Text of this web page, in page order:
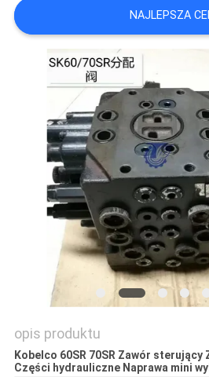
AKTUALNOŚCI
WSZYSTKIE
PRZYPADKI
POPROSIĆ
O
WYCENĘ
SITEMAP
POLITYKA
PRYWATNOŚCI
NAJLEPSZA
opis produktu
Kobelco 60SR 70SR Zawór
Części hydrauliczne Naprawa mini